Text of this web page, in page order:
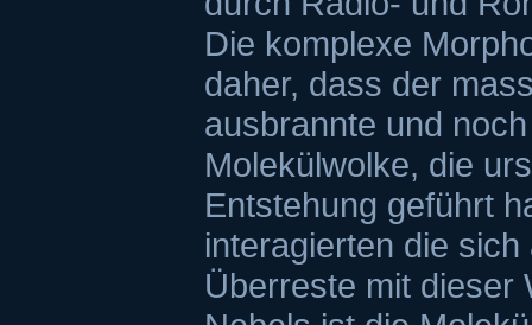
Die komplexe
daher, dass der
ausbrannte und
Molekülwolke, die
Entstehung geführt
interagierten die
Überreste mit dieser